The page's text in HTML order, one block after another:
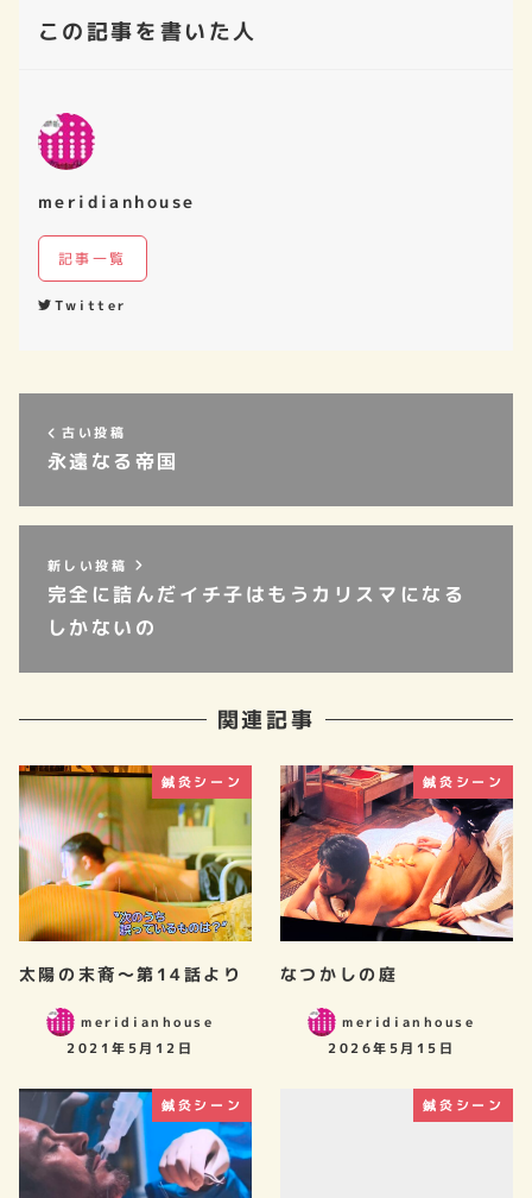
この記事を書いた人
meridianhouse
記事一覧
Twitter
古い投稿
永遠なる帝国
新しい投稿
完全に詰んだイチ子はもうカリスマになる
しかないの
関連記事
鍼灸シーン
太陽の末裔～第14話より
meridianhouse
2021年5月12日
鍼灸シーン
なつかしの庭
meridianhouse
2026年5月15日
鍼灸シーン 鍼灸シーン